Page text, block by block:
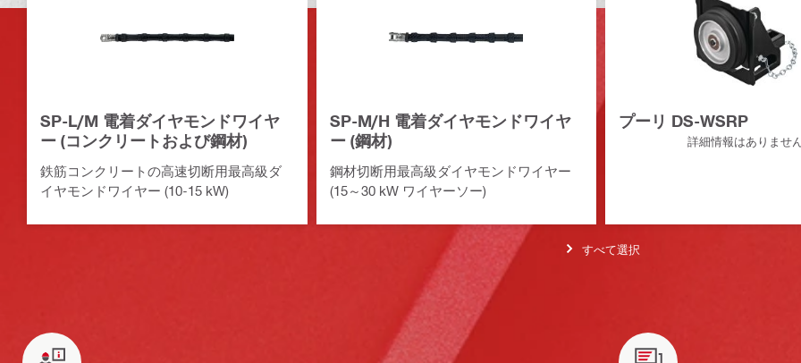
SP-L/M 電着ダイヤモンドワイヤ
ー (コンクリートおよび鋼材)
鉄筋コンクリートの高速切断用最高級ダ
イヤモンドワイヤー (10-15 kW)
SP-M/H 電着ダイヤモンドワイヤ
ー (鋼材)
鋼材切断用最高級ダイヤモンドワイヤー
(15～30 kW ワイヤーソー)
プーリ DS-WSRP
詳細情報はありませ
すべて選択